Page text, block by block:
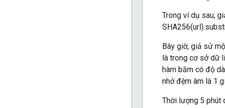
Trong ví dụ sau,
Bây giờ, giả sử
là trong cơ sở dữ
hàm băm có độ
nhớ đệm âm là 1
Thời lượng 5 phút